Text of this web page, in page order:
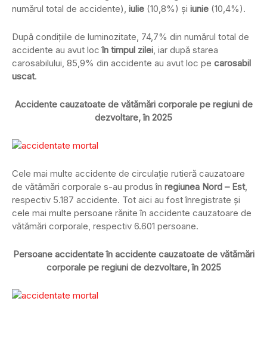
numărul total de accidente), iulie (10,8%) şi iunie (10,4%).
După condiţiile de luminozitate, 74,7% din numărul total de
accidente au avut locîn timpul zilei, iar după starea
carosabilului, 85,9% din accidente au avut loc pe carosabil
uscat.
Accidente cauzatoate de vătămări corporale pe regiuni de
dezvoltare, în 2025
Cele mai multe accidente de circulaţie rutieră cauzatoare
de vătămări corporale s-au produs în regiunea Nord – Est,
respectiv 5.187 accidente. Tot aici au fost înregistrate și
cele mai multe persoane rănite în accidente cauzatoare de
vătămări corporale, respectiv 6.601 persoane.
Persoane accidentate în accidente cauzatoate de vătămări
corporale pe regiuni de dezvoltare, în 2025